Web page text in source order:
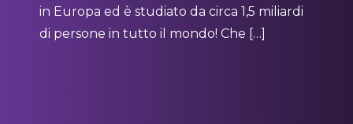
in Europa ed è studiato da circa 1,5 miliardi
di persone in tutto il mondo! Che […]